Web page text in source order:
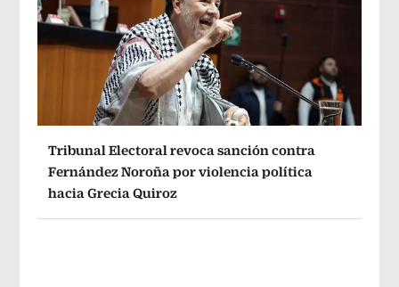
Tribunal Electoral revoca sanción contra
Fernández Noroña por violencia política
hacia Grecia Quiroz